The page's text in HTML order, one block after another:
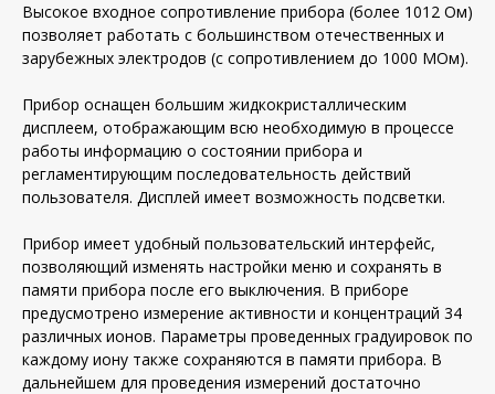
Высокое входное сопротивление прибора (более 1012 Ом)
позволяет работать с большинством отечественных и
зарубежных электродов (с сопротивлением до 1000 МОм).
Прибор оснащен большим жидкокристаллическим
дисплеем, отображающим всю необходимую в процессе
работы информацию о состоянии прибора и
регламентирующим последовательность действий
пользователя. Дисплей имеет возможность подсветки.
Прибор имеет удобный пользовательский интерфейc,
позволяющий изменять настройки меню и сохранять в
памяти прибора после его выключения. В приборе
предусмотрено измерение активности и концентраций 34
различных ионов. Параметры проведенных градуировок по
каждому иону также сохраняются в памяти прибора. В
дальнейшем для проведения измерений достаточно